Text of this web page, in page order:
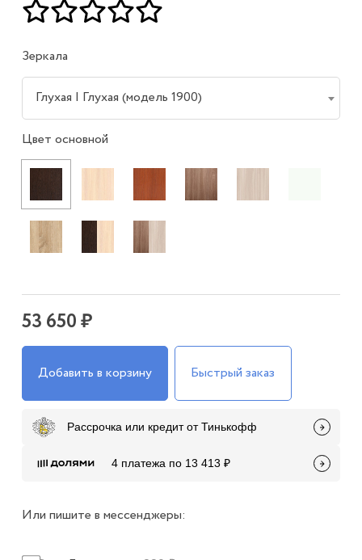
Зеркала
Глухая | Глухая (модель 1900)
Цвет основной
53 650 ₽
Добавить в корзину Быстрый заказ
Рассрочка или кредит от Тинькофф
4 платежа по 13 413 ₽
Или пишите в мессенджеры: